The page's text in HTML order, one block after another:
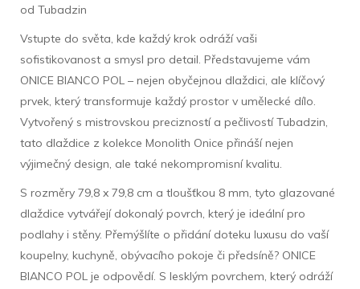
od Tubadzin
Vstupte do světa, kde každý krok odráží vaši
sofistikovanost a smysl pro detail. Představujeme vám
ONICE BIANCO POL – nejen obyčejnou dlaždici, ale klíčový
prvek, který transformuje každý prostor v umělecké dílo.
Vytvořený s mistrovskou precizností a pečlivostí Tubadzin,
tato dlaždice z kolekce Monolith Onice přináší nejen
výjimečný design, ale také nekompromisní kvalitu.
S rozměry 79,8 x 79,8 cm a tloušťkou 8 mm, tyto glazované
dlaždice vytvářejí dokonalý povrch, který je ideální pro
podlahy i stěny. Přemýšlíte o přidání doteku luxusu do vaší
koupelny, kuchyně, obývacího pokoje či předsíně? ONICE
BIANCO POL je odpovědí. S lesklým povrchem, který odráží